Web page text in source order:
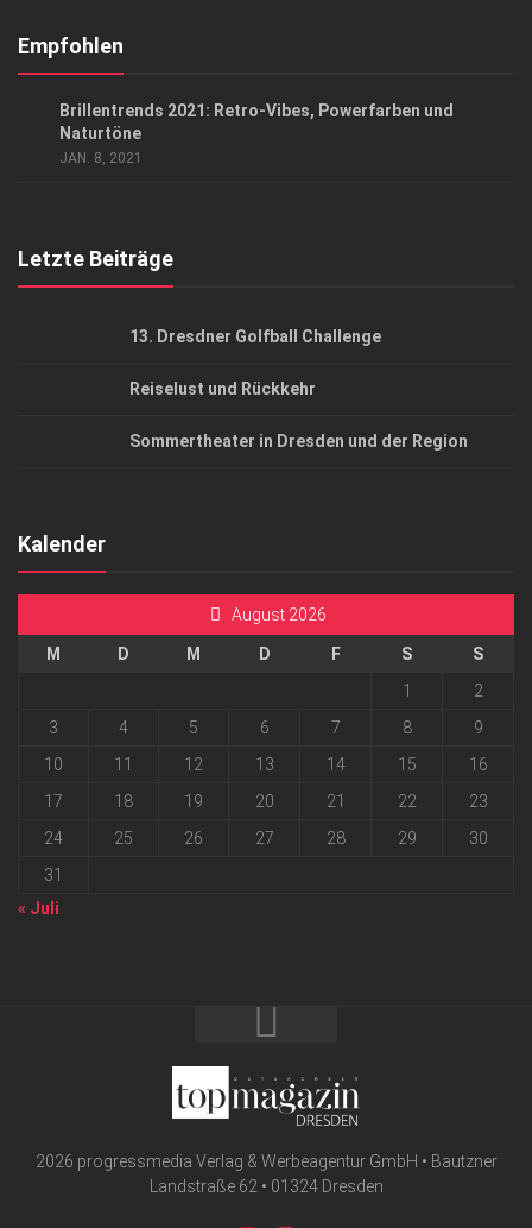
Kontakt, Impressum
Empfohlen
Brillentrends 2021: Retro-Vibes, Powerfarben und
Naturtöne
JAN. 8, 2021
Letzte Beiträge
13. Dresdner Golfball Challenge
Reiselust und Rückkehr
Sommertheater in Dresden und der Region
Kalender
August 2026
M D M D F S
S
1
2
3
4 5 6 7 8
9
10
11 12 13 14 15
16
17
18 19 20 21 22
23
24
25 26 27 28 29
30
31
« Juli
2026 progressmedia Verlag & Werbeagentur GmbH • Bautzner
Landstraße 62 • 01324 Dresden